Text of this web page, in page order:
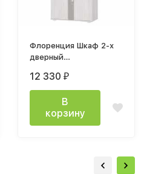
Флоренция Шкаф 2-х
дверный
ясень белый
12 330 ₽
В
корзину